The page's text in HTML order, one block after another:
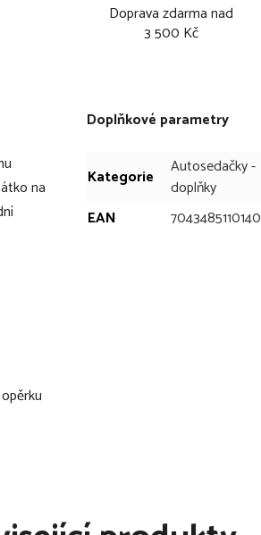
Doprava zdarma nad
3 500 Kč
na
z
Doplňkové parametry
Kategorie
Autosedačky -
doplňky
EAN
7043485110140